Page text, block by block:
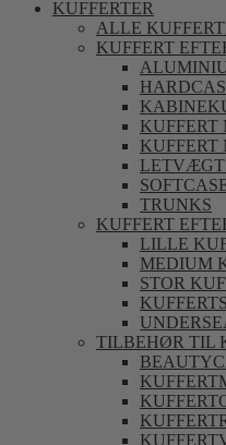
KUFFERTER
ALLE
KUFFERT
KUFFERT
KUFFERT
TRUNKS
KUFFERT
LILLE
MEDIUM
STOR
TILBEHØR TIL